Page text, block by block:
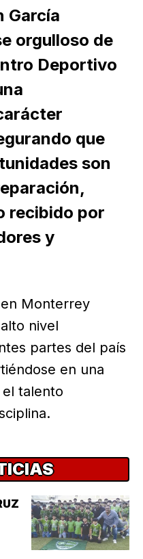
García
orgulloso de
Deportivo
que
son
recibido por
y
Monterrey
nivel
partes del país
en una
talento